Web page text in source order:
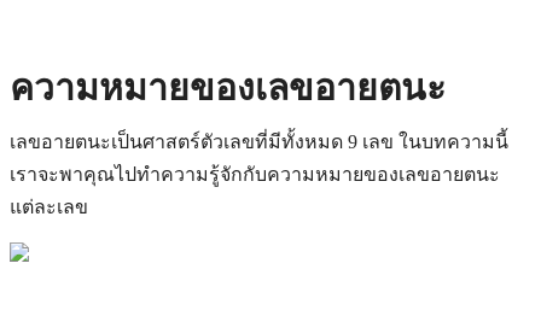
ความหมายของเลขอายตนะ
เลขอายตนะเป็นศาสตร์ตัวเลขที่มีทั้งหมด 9 เลข ในบทความนี้
เราจะพาคุณไปทำความรู้จักกับความหมายของเลขอายตนะ
แต่ละเลข